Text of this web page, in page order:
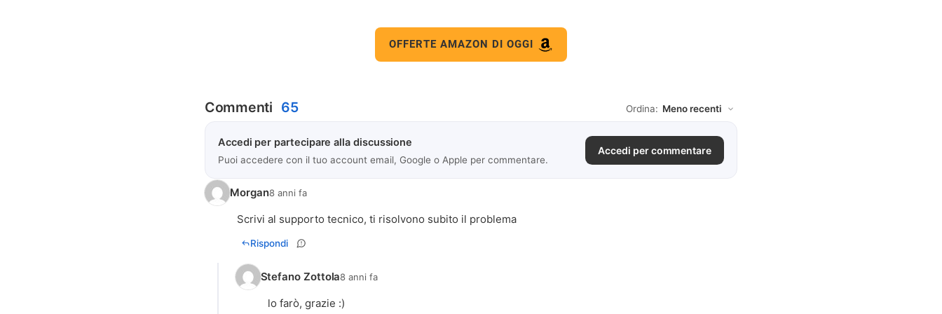
OFFERTE AMAZON DI OGGI
Commenti 65 Ordina:
Accedi per partecipare alla discussione
Puoi accedere con il tuo account email, Google o Apple per commentare.
Accedi per commentare
Morgan8 anni fa
Scrivi al supporto tecnico, ti risolvono subito il problema
Rispondi
Stefano Zottola8 anni fa
lo farò, grazie :)